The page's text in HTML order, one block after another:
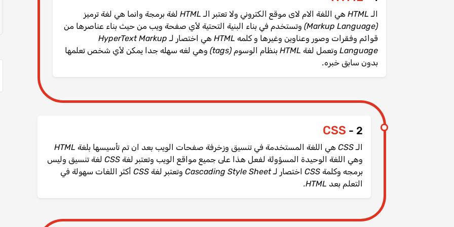
الـ HTML هي اللغة الام لاى موقع الكتروني ولا تعتبر الـ HTML لغة برمجة وانما هي لغة ترميز
(Markup Language) وتستخدم في بناء البنية التحتية لأي صفحة ويب من حيث بناء عناصرها من
قوائم وفقرات وصور وعناوين وغيرها و كلمه HTML هي اختصار لـ HyperText Markup
Language وتعمل لغة HTML بنظام الوسوم (tags) وهي لغه سهله جدا يمكن لأي شخص تعلمها
بدون سابق خبره.
2 -
CSS
الـ CSS هي اللغة المستخدمة في تنسيق وزخرفة صفحات الويب بعد ان تم تأسيسها بلغة HTML
وهي اللغة الوحيدة المسؤولة لفعل هذا على جميع مواقع الويب وتعتبر لغة CSS لغة تنسيق وليس
برمجه وكلمة CSS اختصار لـ Cascading Style Sheet وتعتبر لغة CSS أكثر اللغات سهولة في
التعلم بعد HTML.